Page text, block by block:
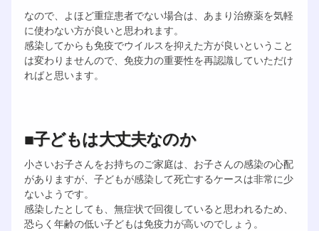
なので、よほど重症患者でない場合は、あまり治療薬を気軽
に使わない方が良いと思われます。
感染してからも免疫でウイルスを抑えた方が良いということ
は変わりませんので、免疫力の重要性を再認識していただけ
ればと思います。
■子どもは大丈夫なのか
小さいお子さんをお持ちのご家庭は、お子さんの感染の心配
がありますが、子どもが感染して死亡するケースは非常に少
ないようです。
感染したとしても、無症状で回復していると思われるため、
恐らく年齢の低い子どもは免疫力が高いのでしょう。